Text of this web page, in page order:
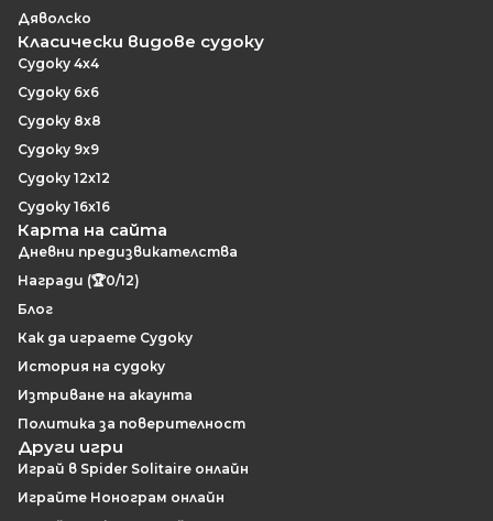
Дяволско
Класически видове судоку
Судоку 4x4
Судоку 6x6
Судоку 8x8
Судоку 9x9
Судоку 12x12
Судоку 16x16
Карта на сайта
Дневни предизвикателства
Награди (🏆0/12)
Блог
Как да играете Судоку
История на судоку
Изтриване на акаунта
Политика за поверителност
Други игри
Играй в Spider Solitaire онлайн
Играйте Нонограм онлайн